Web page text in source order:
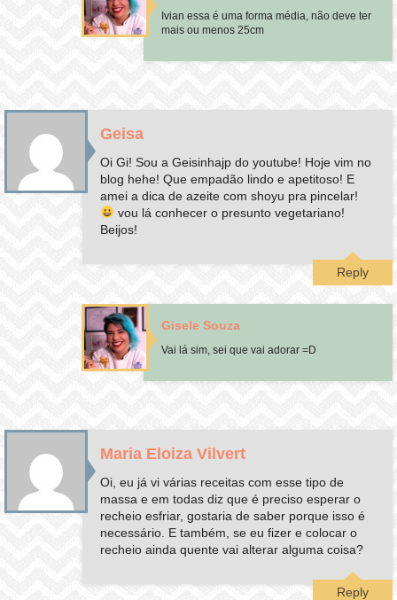
Ivian essa é uma forma média, não deve ter
mais ou menos 25cm
Geisa
Oi Gi! Sou a Geisinhajp do youtube! Hoje vim no
blog hehe! Que empadão lindo e apetitoso! E
amei a dica de azeite com shoyu pra pincelar!
vou lá conhecer o presunto vegetariano!
Beijos!
Reply
Gisele Souza
Vai lá sim, sei que vai adorar =D
Maria Eloiza Vilvert
Oi, eu já vi várias receitas com esse tipo de
massa e em todas diz que é preciso esperar o
recheio esfriar, gostaria de saber porque isso é
necessário. E também, se eu fizer e colocar o
recheio ainda quente vai alterar alguma coisa?
Reply